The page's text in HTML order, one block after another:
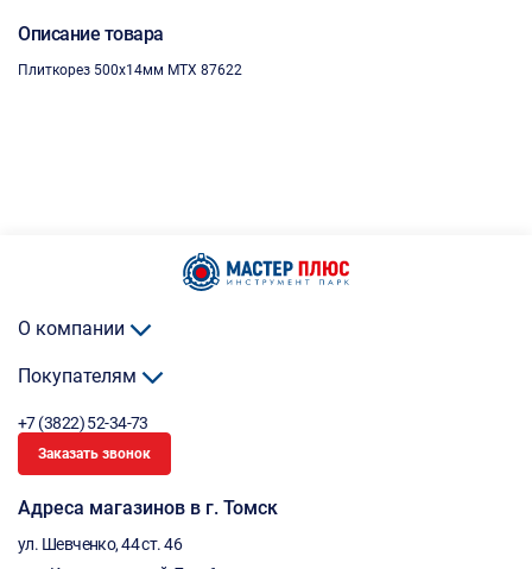
Описание товара
Плиткорез 500х14мм MTX 87622
О компании
Покупателям
+7 (3822) 52-34-73
Заказать звонок
Адреса магазинов в г. Томск
ул. Шевченко, 44 ст. 46